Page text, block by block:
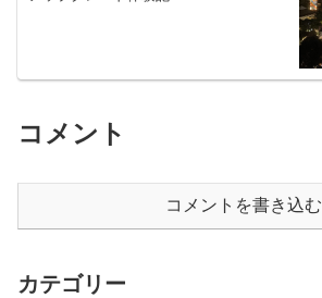
コメント
コメントを書き込む
カテゴリー